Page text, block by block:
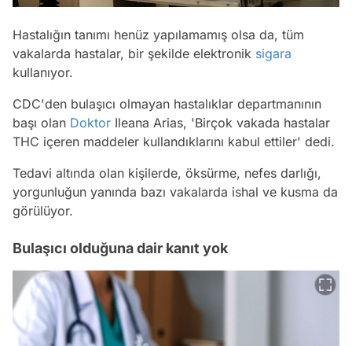
Hastalığın tanımı henüz yapılamamış olsa da, tüm
vakalarda hastalar, bir şekilde elektronik sigara
kullanıyor.
CDC'den bulaşıcı olmayan hastalıklar departmanının
başı olan Doktor Ileana Arias, 'Birçok vakada hastalar
THC içeren maddeler kullandıklarını kabul ettiler' dedi.
Tedavi altında olan kişilerde, öksürme, nefes darlığı,
yorgunluğun yanında bazı vakalarda ishal ve kusma da
görülüyor.
Bulaşıcı olduğuna dair kanıt yok